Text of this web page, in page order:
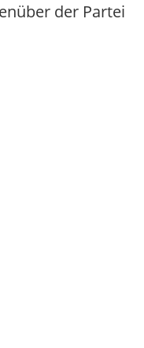
der Partei